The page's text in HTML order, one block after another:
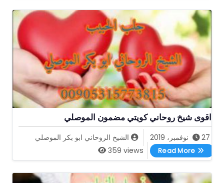
اقوى شيخ روحاني كويتي مضمون الموصلي
27 نوفمبر، 2019
الشيخ الروحاني ابو بكر الموصلي
359 views
Read More
اقوى شيخ روحاني كويتي مضمون الموصلي